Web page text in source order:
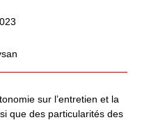
sur l’entretien et la
que des particularités des